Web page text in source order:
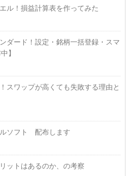
ル！損益計算表を作ってみた
ダード！設定・銘柄一括登録・スマ
】
スワップが高くても失敗する理由と
ソフト 配布します
ットはあるのか、の考察